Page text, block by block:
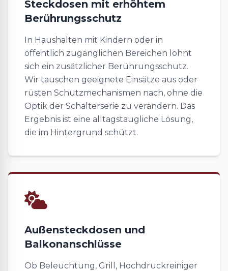
Steckdosen mit erhöhtem
Berührungsschutz
In Haushalten mit Kindern oder in
öffentlich zugänglichen Bereichen lohnt
sich ein zusätzlicher Berührungsschutz.
Wir tauschen geeignete Einsätze aus oder
rüsten Schutzmechanismen nach, ohne die
Optik der Schalterserie zu verändern. Das
Ergebnis ist eine alltagstaugliche Lösung,
die im Hintergrund schützt.
Außensteckdosen und
Balkonanschlüsse
Ob Beleuchtung, Grill, Hochdruckreiniger